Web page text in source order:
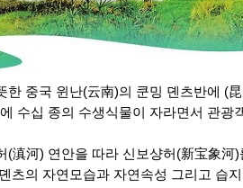
한 중국 윈난(云南)의 쿤밍 뎬츠반에 (
수십 종의 수생식물이 자라면서 관광
(滇河) 연안을 따라 신보샹허(新宝象河
츠의 자연모습과 자연속성 그리고 습